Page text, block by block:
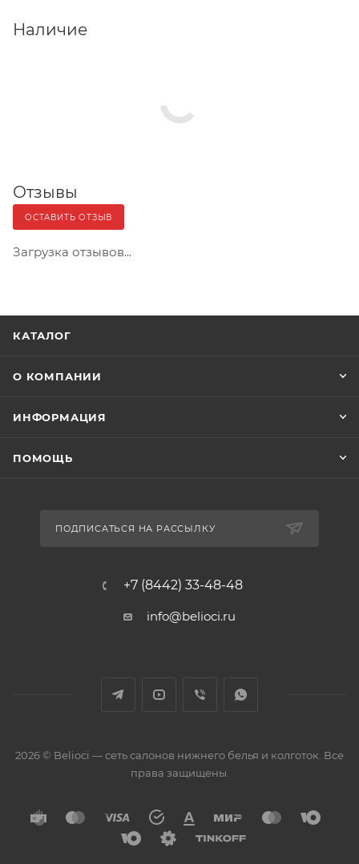
Наличие
Отзывы
ОСТАВИТЬ ОТЗЫВ
Загрузка отзывов...
КАТАЛОГ
О КОМПАНИИ
ИНФОРМАЦИЯ
ПОМОЩЬ
ПОДПИСАТЬСЯ НА РАССЫЛКУ
+7 (8442) 33-48-48
info@belioci.ru
2026 © Belioci — сеть салонов нижнего белья и колготок. Все
права защищены.